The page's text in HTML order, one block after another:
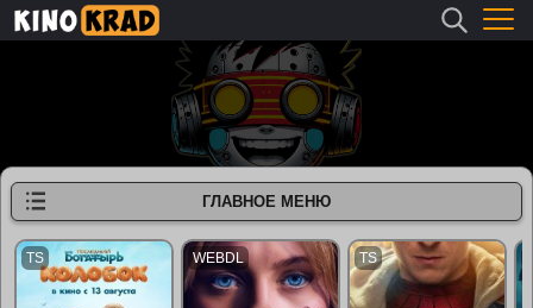
ГЛАВНОЕ МЕНЮ